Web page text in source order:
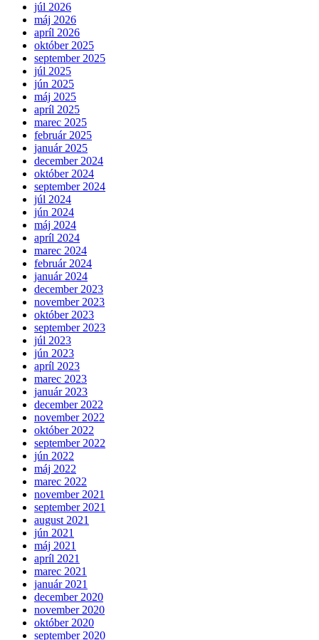
júl 2026
máj 2026
apríl 2026
október 2025
september 2025
júl 2025
jún 2025
máj 2025
apríl 2025
marec 2025
február 2025
január 2025
december 2024
október 2024
september 2024
júl 2024
jún 2024
máj 2024
apríl 2024
marec 2024
február 2024
január 2024
december 2023
november 2023
október 2023
september 2023
júl 2023
jún 2023
apríl 2023
marec 2023
január 2023
december 2022
november 2022
október 2022
september 2022
jún 2022
máj 2022
marec 2022
november 2021
september 2021
august 2021
jún 2021
máj 2021
apríl 2021
marec 2021
január 2021
december 2020
november 2020
október 2020
september 2020